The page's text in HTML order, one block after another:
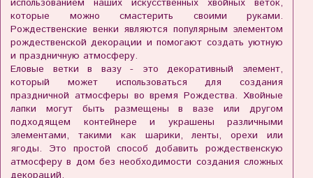
которые можно смастерить своими руками.
Рождественские венки являются популярным элементом
рождественской декорации и помогают создать уютную
и праздничную атмосферу.
Еловые ветки в вазу - это декоративный элемент,
который может использоваться для создания
праздничной атмосферы во время Рождества. Хвойные
лапки могут быть размещены в вазе или другом
подходящем контейнере и украшены различными
элементами, такими как шарики, ленты, орехи или
ягоды. Это простой способ добавить рождественскую
атмосферу в дом без необходимости создания сложных
декораций.